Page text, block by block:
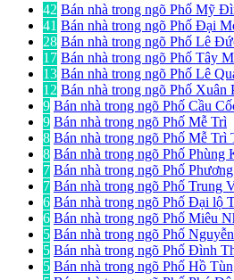
42 Bán nhà trong ngõ Phố Mỹ
41 Bán nhà trong ngõ Phố Đại
28 Bán nhà trong ngõ Phố Lê
17 Bán nhà trong ngõ Phố Tây
13 Bán nhà trong ngõ Phố Lê
12 Bán nhà trong ngõ Phố Xuân
9 Bán nhà trong ngõ Phố Cầu
9 Bán nhà trong ngõ Phố Mễ Trì
8 Bán nhà trong ngõ Phố Mễ Trì
8 Bán nhà trong ngõ Phố Phùng
7 Bán nhà trong ngõ Phố
7 Bán nhà trong ngõ Phố Trung
6 Bán nhà trong ngõ Phố Đại lộ
6 Bán nhà trong ngõ Phố Miêu
5 Bán nhà trong ngõ Phố
5 Bán nhà trong ngõ Phố Đình
5 Bán nhà trong ngõ Phố Hồ